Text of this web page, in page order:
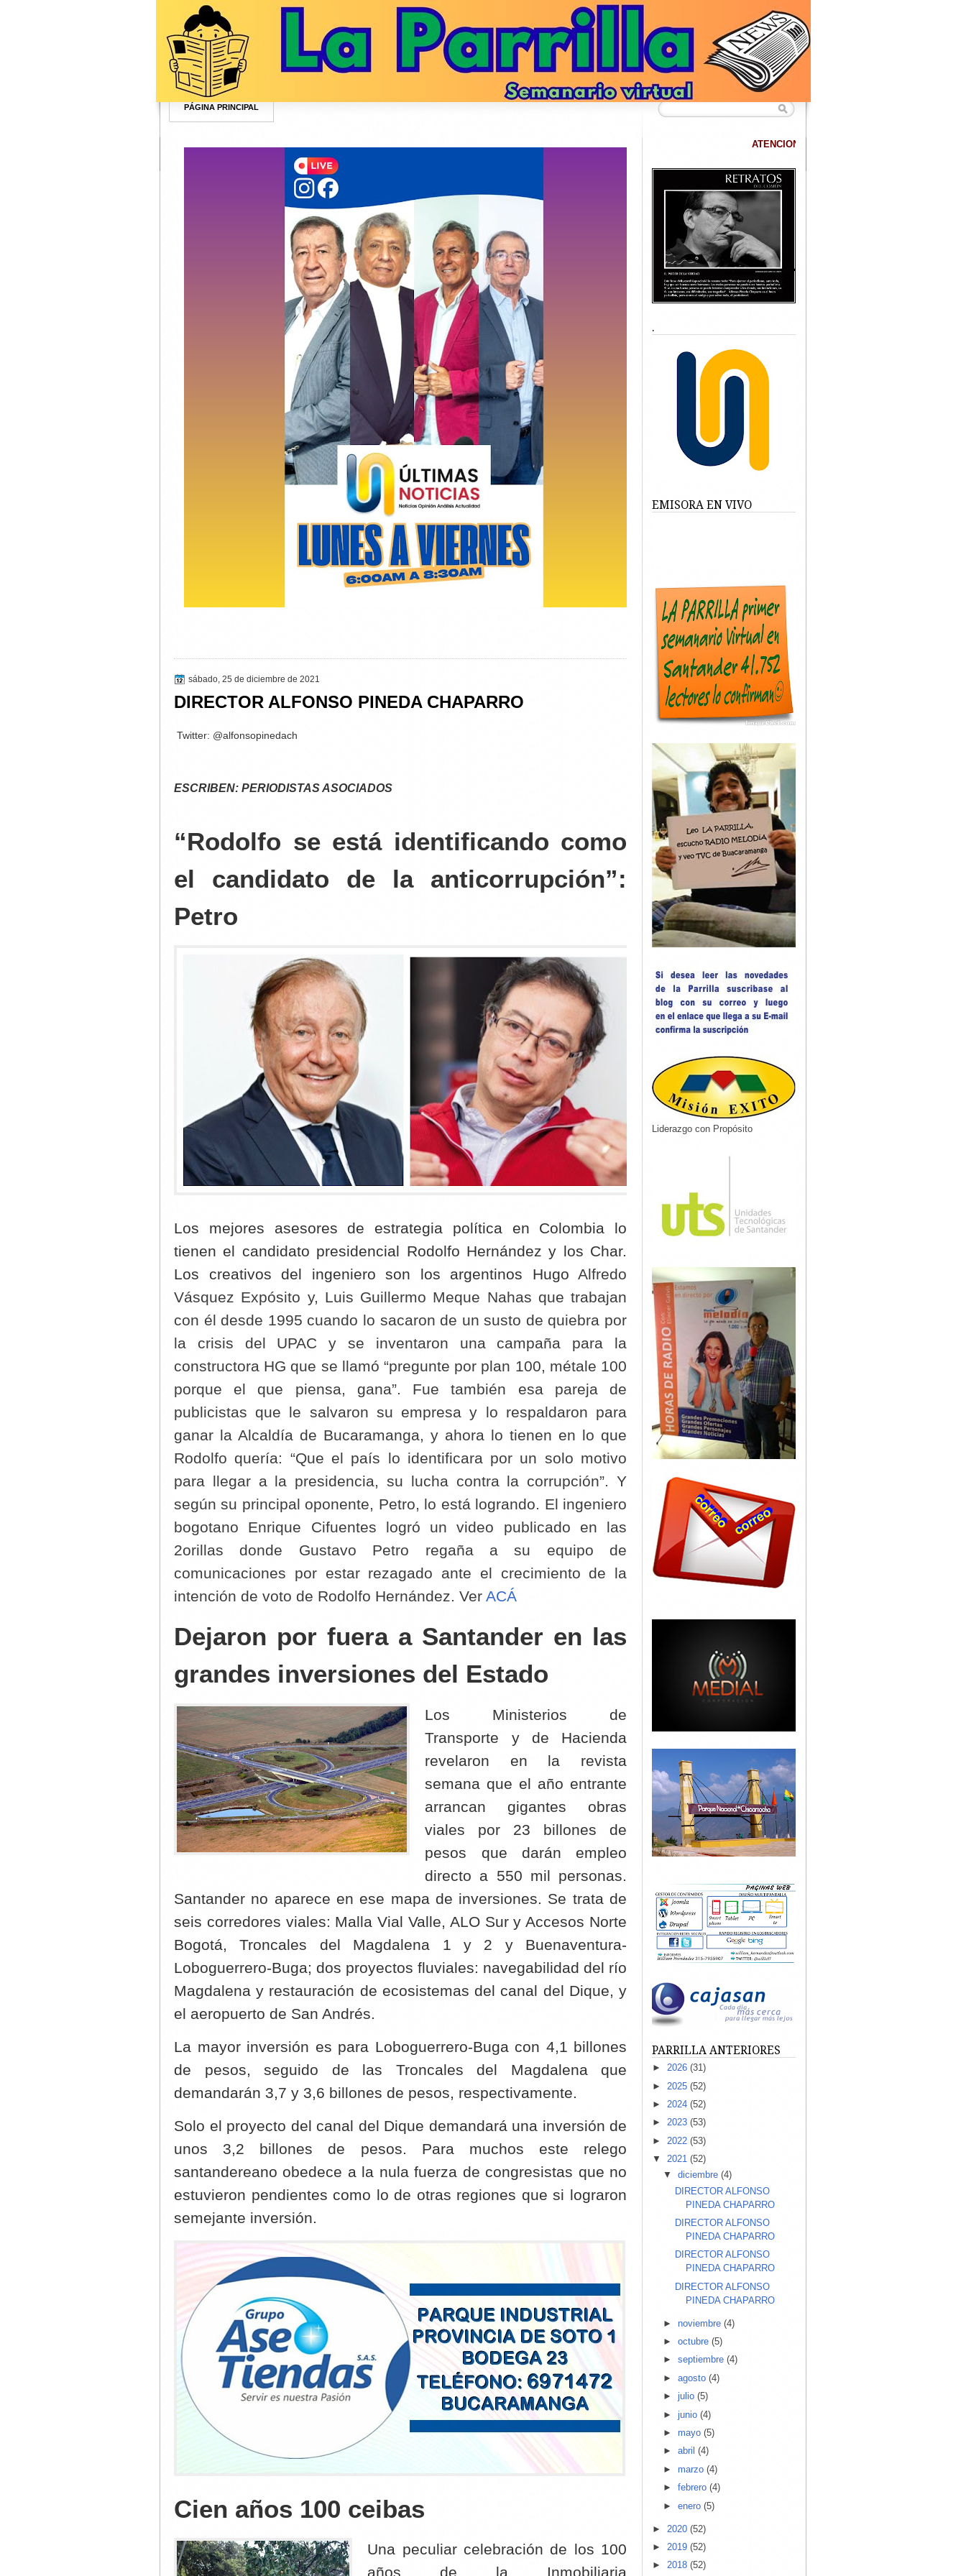
PÁGINA PRINCIPAL
sábado, 25 de diciembre de 2021
DIRECTOR ALFONSO PINEDA CHAPARRO
Twitter: @alfonsopinedach
ESCRIBEN: PERIODISTAS ASOCIADOS
“Rodolfo se está identificando como
el candidato de la anticorrupción”:
Petro
Los mejores asesores de estrategia política en Colombia lo
tienen el candidato presidencial Rodolfo Hernández y los Char.
Los creativos del ingeniero son los argentinos Hugo Alfredo
Vásquez Expósito y, Luis Guillermo Meque Nahas que trabajan
con él desde 1995 cuando lo sacaron de un susto de quiebra por
la crisis del UPAC y se inventaron una campaña para la
constructora HG que se llamó “pregunte por plan 100, métale 100
porque el que piensa, gana”. Fue también esa pareja de
publicistas que le salvaron su empresa y lo respaldaron para
ganar la Alcaldía de Bucaramanga, y ahora lo tienen en lo que
Rodolfo quería: “Que el país lo identificara por un solo motivo
para llegar a la presidencia, su lucha contra la corrupción”. Y
según su principal oponente, Petro, lo está logrando. El ingeniero
bogotano Enrique Cifuentes logró un video publicado en las
2orillas donde Gustavo Petro regaña a su equipo de
comunicaciones por estar rezagado ante el crecimiento de la
intención de voto de Rodolfo Hernández. Ver ACÁ
Dejaron por fuera a Santander en las
grandes inversiones del Estado
Los Ministerios de
Transporte y de Hacienda
revelaron en la revista
semana que el año entrante
arrancan gigantes obras
viales por 23 billones de
pesos que darán empleo
directo a 550 mil personas.
Santander no aparece en ese mapa de inversiones. Se trata de
seis corredores viales: Malla Vial Valle, ALO Sur y Accesos Norte
Bogotá, Troncales del Magdalena 1 y 2 y Buenaventura-
Loboguerrero-Buga; dos proyectos fluviales: navegabilidad del río
Magdalena y restauración de ecosistemas del canal del Dique, y
el aeropuerto de San Andrés.
La mayor inversión es para Loboguerrero-Buga con 4,1 billones
de pesos, seguido de las Troncales del Magdalena que
demandarán 3,7 y 3,6 billones de pesos, respectivamente.
Solo el proyecto del canal del Dique demandará una inversión de
unos 3,2 billones de pesos. Para muchos este relego
santandereano obedece a la nula fuerza de congresistas que no
estuvieron pendientes como lo de otras regiones que si lograron
semejante inversión.
Cien años 100 ceibas
Una peculiar celebración de los 100
DATANET confirma que hemos superado los 40.000
.
EMISORA EN VIVO
Liderazgo con Propósito
PARRILLA ANTERIORES
► 2026 (31)
► 2025 (52)
► 2024 (52)
► 2023 (53)
► 2022 (53)
▼ 2021 (52)
▼diciembre (4)
DIRECTOR ALFONSO
PINEDA CHAPARRO
DIRECTOR ALFONSO
PINEDA CHAPARRO
DIRECTOR ALFONSO
PINEDA CHAPARRO
DIRECTOR ALFONSO
PINEDA CHAPARRO
►noviembre (4)
►octubre (5)
►septiembre (4)
►agosto (4)
►julio (5)
►junio (4)
►mayo (5)
►abril (4)
►marzo (4)
►febrero (4)
►enero (5)
► 2020 (52)
► 2019 (52)
► 2018 (52)